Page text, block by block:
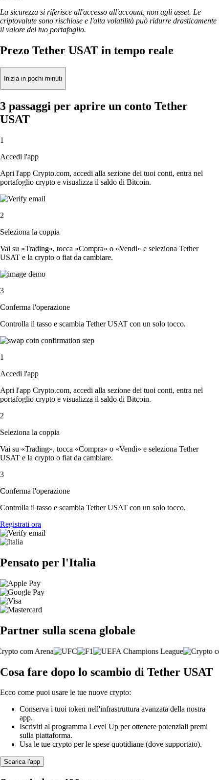
La sicurezza si riferisce all'accesso all'account, non agli asset. Le
criptovalute sono rischiose e l'alta volatilità può ridurre drasticamente
il valore del tuo portafoglio.
Prezo Tether USAT in tempo reale
Inizia in pochi minuti
3 passaggi per aprire un conto Tether
USAT
1
Accedi l'app
Apri l'app Crypto.com, accedi alla sezione dei tuoi conti, entra nel
portafoglio crypto e visualizza il saldo di Bitcoin.
2
Seleziona la coppia
Vai su «Trading», tocca «Compra» o «Vendi» e seleziona Tether
USAT e la crypto o fiat da cambiare.
3
Conferma l'operazione
Controlla il tasso e scambia Tether USAT con un solo tocco.
1
Accedi l'app
Apri l'app Crypto.com, accedi alla sezione dei tuoi conti, entra nel
portafoglio crypto e visualizza il saldo di Bitcoin.
2
Seleziona la coppia
Vai su «Trading», tocca «Compra» o «Vendi» e seleziona Tether
USAT e la crypto o fiat da cambiare.
3
Conferma l'operazione
Controlla il tasso e scambia Tether USAT con un solo tocco.
Registrati ora
Pensato per l'Italia
Partner sulla scena globale
Cosa fare dopo lo scambio di Tether USAT
Ecco come puoi usare le tue nuove crypto:
Conserva i tuoi token nell'infrastruttura avanzata della nostra
app.
Iscriviti al programma Level Up per ottenere potenziali premi
sulla piattaforma.
Usa le tue crypto per le spese quotidiane (dove supportato).
Scarica l'app